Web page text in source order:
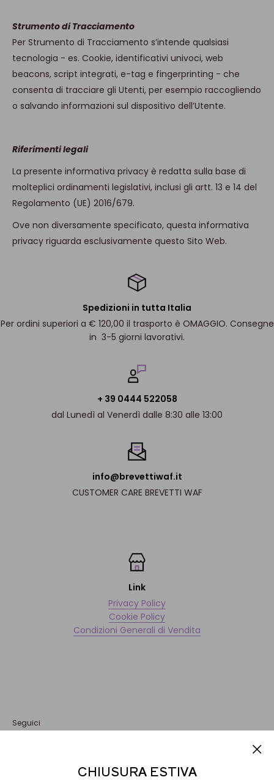
CHIUSURA ESTIVA
Strumento di Tracciamento
Per Strumento di Tracciamento s’intende qualsiasi
tecnologia - es. Cookie, identificativi univoci, web
beacons, script integrati, e-tag e fingerprinting - che
consenta di tracciare gli Utenti, per esempio raccogliendo
o salvando informazioni sul dispositivo dell’Utente.
Riferimenti legali
La presente informativa privacy è redatta sulla base di
molteplici ordinamenti legislativi, inclusi gli artt. 13 e 14 del
Regolamento (UE) 2016/679.
Ove non diversamente specificato, questa informativa
privacy riguarda esclusivamente questo Sito Web.
Spedizioni in tutta Italia
Per ordini superiori a € 120,00 il trasporto è OMAGGIO. Consegne
in 3-5 giorni lavorativi.
+ 39 0444 522058
dal Lunedì al Venerdì dalle 8:30 alle 13:00
info@brevettiwaf.it
CUSTOMER CARE BREVETTI WAF
Link
Privacy Policy
Cookie Policy
Condizioni Generali di Vendita
Seguici
Questo sito o gli strumenti terzi da questo utilizzati si avvalgono di